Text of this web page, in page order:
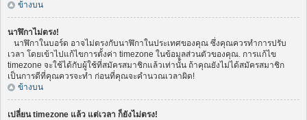
ข้างบน
นาฬิกาไม่ตรง!
นาฬิกาในบอร์ด อาจไม่ตรงกับนาฬิกาในประเทศของคุณ ซึ่งคุณควรทำการปรับ
เวลา โดยเข้าไปแก้ไขการตั้งค่า timezone ในข้อมูลส่วนตัวของคุณ. การแก้ไข
timezone จะใช้ได้กับผู้ใช้ที่สมัครสมาชิกแล้วเท่านั้น ถ้าคุณยังไม่ได้สมัครสมาชิก
เป็นการดีที่คุณควรจะทำ ก่อนที่คุณจะคำนวณเวลาผิด!
ข้างบน
เปลี่ยน timezone แล้ว แต่เวลา ก็ยังไม่ตรง!